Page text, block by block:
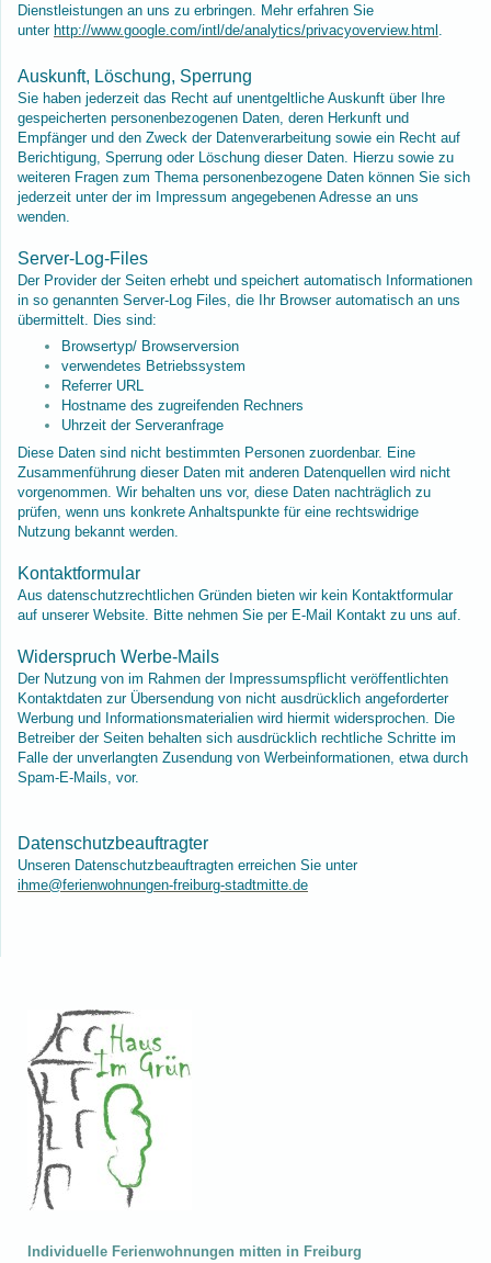
Dienstleistungen an uns zu erbringen. Mehr erfahren Sie
unter http://www.google.com/intl/de/analytics/privacyoverview.html
Auskunft, Löschung, Sperrung
Sie haben jederzeit das Recht auf unentgeltliche Auskunft über Ihre
gespeicherten personenbezogenen Daten, deren Herkunft und
Empfänger und den Zweck der Datenverarbeitung sowie ein Recht auf
Berichtigung, Sperrung oder Löschung dieser Daten. Hierzu sowie zu
weiteren Fragen zum Thema personenbezogene Daten können Sie sich
jederzeit unter der im Impressum angegebenen Adresse an uns
wenden.
Server-Log-Files
Der Provider der Seiten erhebt und speichert automatisch Informationen
in so genannten Server-Log Files, die Ihr Browser automatisch an uns
übermittelt. Dies sind:
Browsertyp/ Browserversion
verwendetes Betriebssystem
Referrer URL
Hostname des zugreifenden Rechners
Uhrzeit der Serveranfrage
Diese Daten sind nicht bestimmten Personen zuordenbar. Eine
Zusammenführung dieser Daten mit anderen Datenquellen wird nicht
vorgenommen. Wir behalten uns vor, diese Daten nachträglich zu
prüfen, wenn uns konkrete Anhaltspunkte für eine rechtswidrige
Nutzung bekannt werden.
Kontaktformular
Aus datenschutzrechtlichen Gründen bieten wir kein Kontaktformular
auf unserer Website. Bitte nehmen Sie per E-Mail Kontakt zu uns auf.
Widerspruch Werbe-Mails
Der Nutzung von im Rahmen der Impressumspflicht veröffentlichten
Kontaktdaten zur Übersendung von nicht ausdrücklich angeforderter
Werbung und Informationsmaterialien wird hiermit widersprochen. Die
Betreiber der Seiten behalten sich ausdrücklich rechtliche Schritte im
Falle der unverlangten Zusendung von Werbeinformationen, etwa durch
Spam-E-Mails, vor.
Datenschutzbeauftragter
Unseren Datenschutzbeauftragten erreichen Sie unter
ihme@ferienwohnungen-freiburg-stadtmitte.de
Individuelle Ferienwohnungen mitten in Freiburg